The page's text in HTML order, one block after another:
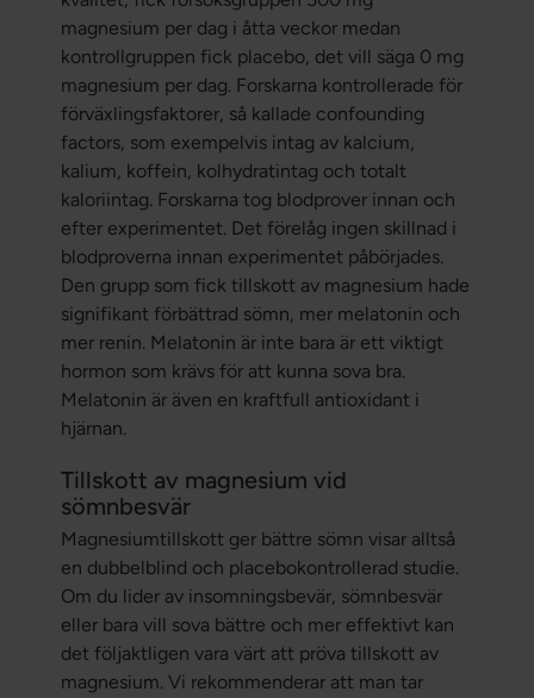
magnesium per dag i åtta veckor medan
kontrollgruppen fick placebo, det vill säga 0 mg
magnesium per dag. Forskarna kontrollerade för
förväxlingsfaktorer, så kallade confounding
factors, som exempelvis intag av kalcium,
kalium, koffein, kolhydratintag och totalt
kaloriintag. Forskarna tog blodprover innan och
efter experimentet. Det förelåg ingen skillnad i
blodproverna innan experimentet påbörjades.
Den grupp som fick tillskott av magnesium hade
signifikant förbättrad sömn, mer melatonin och
mer renin. Melatonin är inte bara är ett viktigt
hormon som krävs för att kunna sova bra.
Melatonin är även en kraftfull antioxidant i
hjärnan.
Tillskott av magnesium vid
sömnbesvär
Magnesiumtillskott ger bättre sömn visar alltså
en dubbelblind och placebokontrollerad studie.
Om du lider av insomningsbevär, sömnbesvär
eller bara vill sova bättre och mer effektivt kan
det följaktligen vara värt att pröva tillskott av
magnesium. Vi rekommenderar att man tar